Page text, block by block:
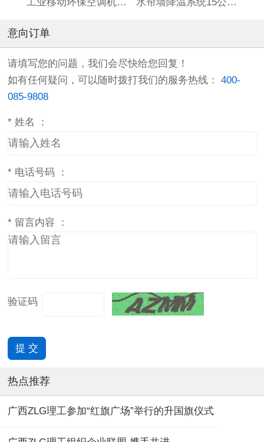
工业移动环保空调机HBCS180连体水箱 水帘墙降温系统15公分厚标准7090订制湿帘墙养殖场大棚铝合金
意向订单
请填写您的问题，我们会尽快给您回复！
如有任何疑问，可以随时拨打我们的服务热线： 400-
085-9808
* 姓名 ：
* 电话号码 ：
* 留言内容 ：
验证码
热点推荐
广西ZLG理工参加“红旗广场”举行的升国旗仪式